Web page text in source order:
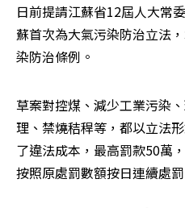
日前提請江蘇省12屆人大常
蘇首次為大氣污染防治立法
染防治條例。
草案對控煤、減少工業污染
理、禁燒秸稈等，都以立法
了違法成本，最高罰款50萬
按照原處罰數額按日連續處罰